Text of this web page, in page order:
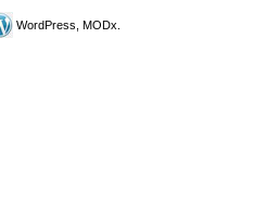
WordPress, MODx.